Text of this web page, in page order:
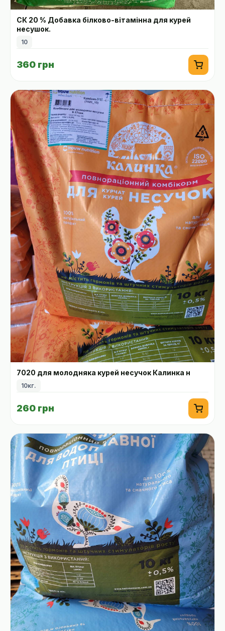
СК 20 % Добавка білково-вітамінна для курей
несушок.
10
360 грн
7020 для молодняка курей несучок Калинка н
10кг.
260 грн